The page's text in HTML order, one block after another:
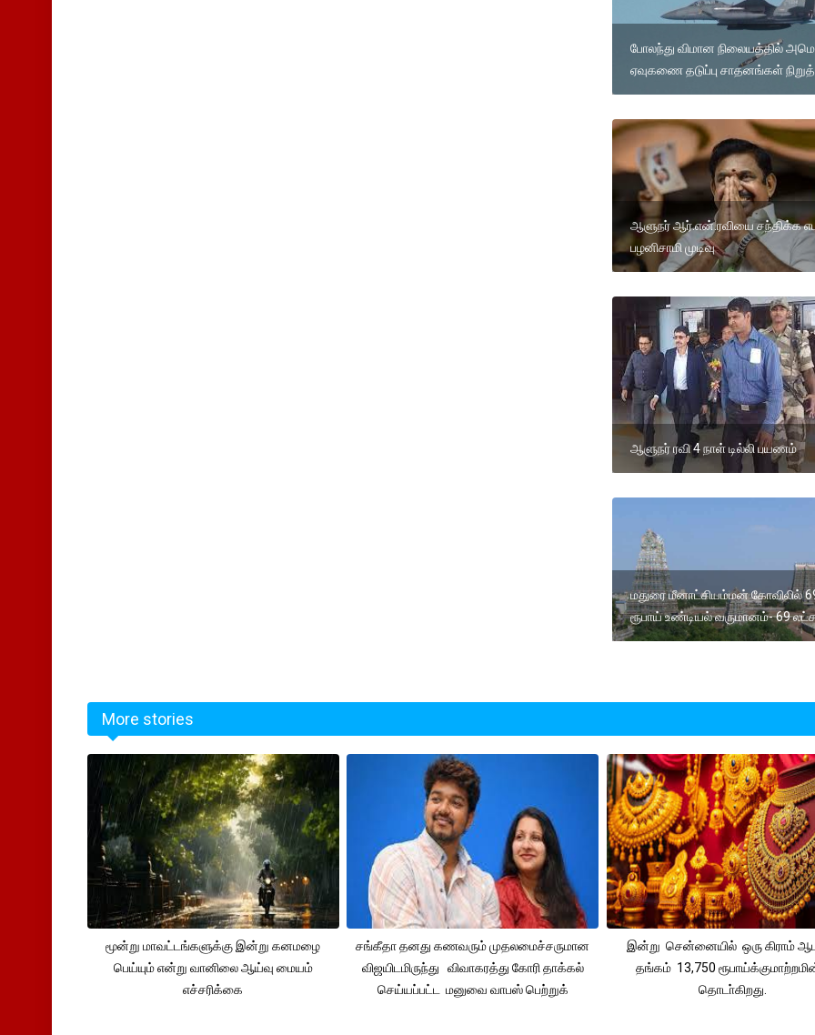
போலந்து விமான நிலையத்தில்
ஏவுகணை தடுப்பு சாதனங்கள்
ஆளுநர் ஆர்.என்.ரவியை சந்திக்க
பழனிசாமி முடிவு
ஆளுநர் ரவி 4 நாள் டில்லி பயணம்
மதுரை மீனாட்சியம்மன் கோவிலில்
ரூபாய் உண்டியல் வருமானம்- 69
More stories
மூன்று மாவட்டங்களுக்கு இன்று கனமழை
பெய்யும் என்று வானிலை ஆய்வு மையம்
எச்சரிக்கை
சங்கீதா தனது கணவரும் முதலமைச்சருமான
விஜயிடமிருந்து விவாகரத்து கோரி தாக்கல்
செய்யப்பட்ட மனுவை வாபஸ் பெற்றுக்
இன்று சென்னையில் ஒரு கிராம்
தங்கம் 13,750
தொடா்கிறது.